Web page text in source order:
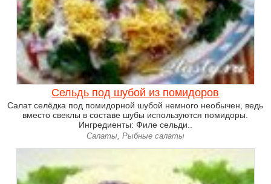
Сельдь под шубой из помидоров
Салат селёдка под помидорной шубой немного необычен, ведь
вместо свеклы в составе шубы используются помидоры.
Ингредиенты: Филе сельди..
Салаты, Рыбные салаты